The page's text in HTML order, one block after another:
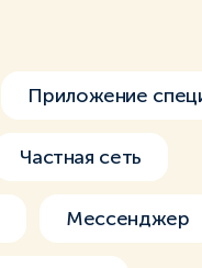
Приложение
Частная сеть
Мессенджер